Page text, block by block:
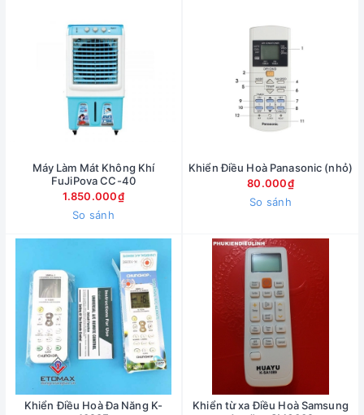
Máy Làm Mát Không Khí
FuJiPova CC-40
1.850.000₫
So sánh
Khiển Điều Hoà Panasonic (nhỏ)
80.000₫
So sánh
Khiển Điều Hoà Đa Năng K-
Khiển từ xa Điều Hoà Samsung